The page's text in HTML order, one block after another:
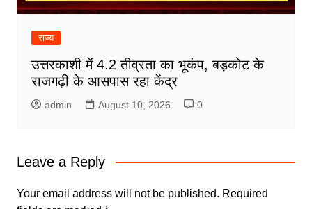
राज्य
उत्तरकाशी में 4.2 तीव्रता का भूकंप, बड़कोट के
राजगढ़ी के आसपास रहा केंद्र
admin August 10, 2026 0
Leave a Reply
Your email address will not be published. Required